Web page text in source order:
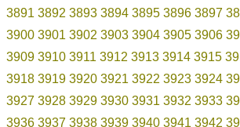
3891 3892 3893 3894 3895 3896 3897
3900 3901 3902 3903 3904 3905 3906
3909 3910 3911 3912 3913 3914 3915
3918 3919 3920 3921 3922 3923 3924
3927 3928 3929 3930 3931 3932 3933
3936 3937 3938 3939 3940 3941 3942